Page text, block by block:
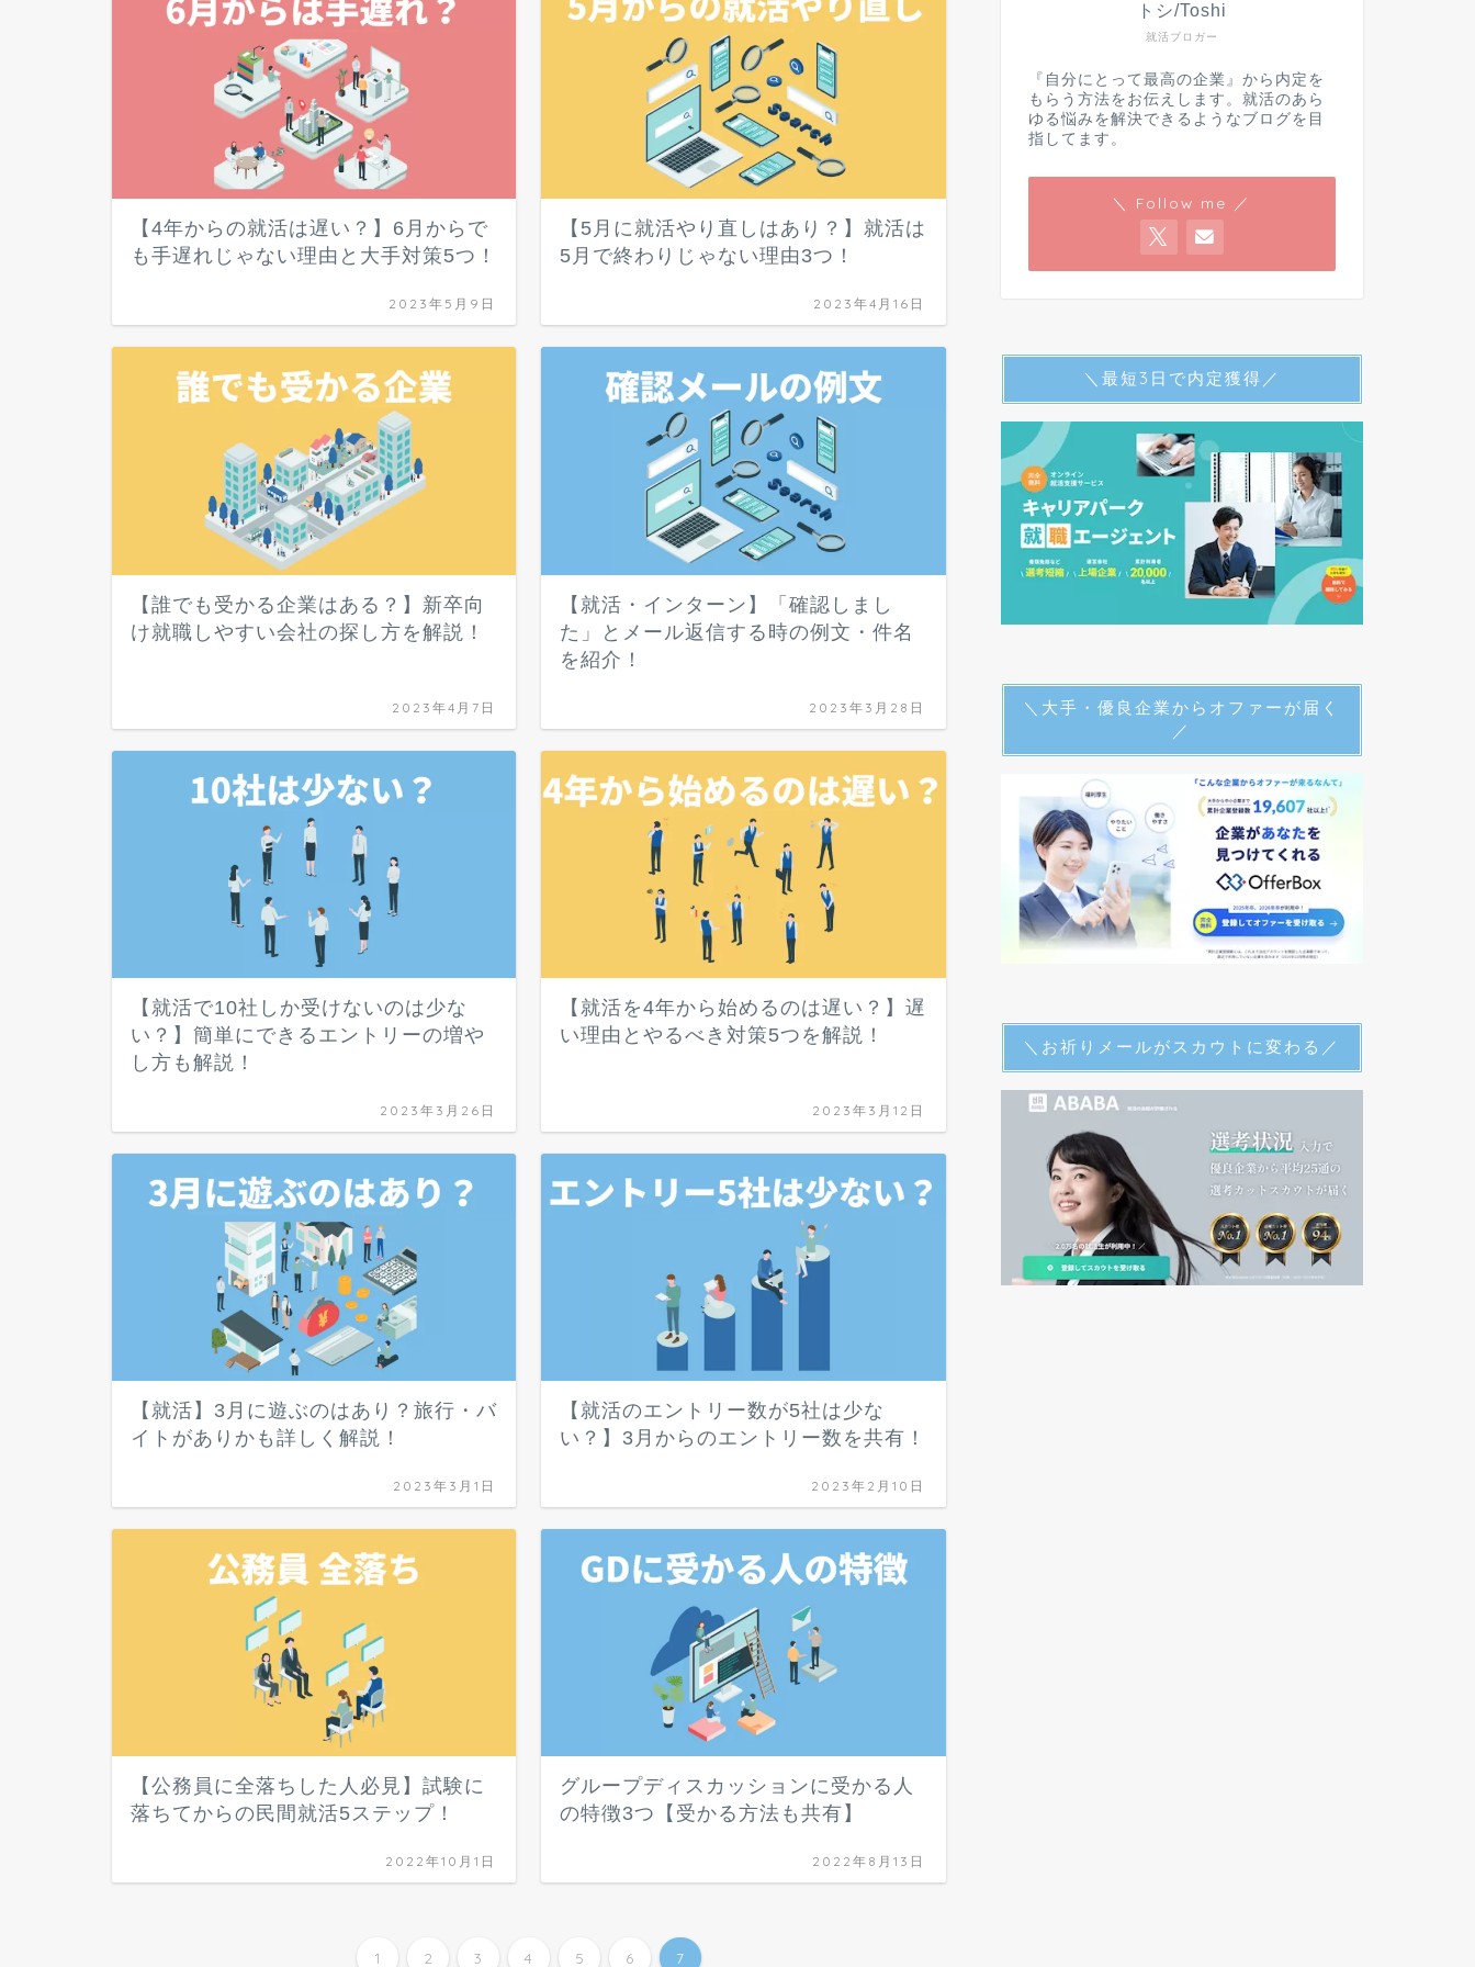
【4年からの就活は遅い？】6月からで
も手遅れじゃない理由と大手対策5つ！
2023年5月9日
【5月に就活やり直しはあり？】就活は
5月で終わりじゃない理由3つ！
2023年4月16日
【誰でも受かる企業はある？】新卒向
け就職しやすい会社の探し方を解説！
2023年4月7日
【就活・インターン】「確認しまし
た」とメール返信する時の例文・件名
を紹介！
2023年3月28日
【就活で10社しか受けないのは少な
い？】簡単にできるエントリーの増や
し方も解説！
2023年3月26日
【就活を4年から始めるのは遅い？】遅
い理由とやるべき対策5つを解説！
2023年3月12日
【就活】3月に遊ぶのはあり？旅行・バ
イトがありかも詳しく解説！
2023年3月1日
【就活のエントリー数が5社は少な
い？】3月からのエントリー数を共有！
2023年2月10日
【公務員に全落ちした人必見】試験に
落ちてからの民間就活5ステップ！
2022年10月1日
グループディスカッションに受かる人
の特徴3つ【受かる方法も共有】
2022年8月13日
1 2 3 4 5 6 7
就活ブロガー
トシ/Toshi
『自分にとって最高の企業』から内定を
もらう方法をお伝えします。就活のあら
ゆる悩みを解決できるようなブログを目
指してます。
＼ Follow me ／
＼最短3日で内定獲得／
＼大手・優良企業からオファーが届く
／
＼お祈りメールがスカウトに変わる／